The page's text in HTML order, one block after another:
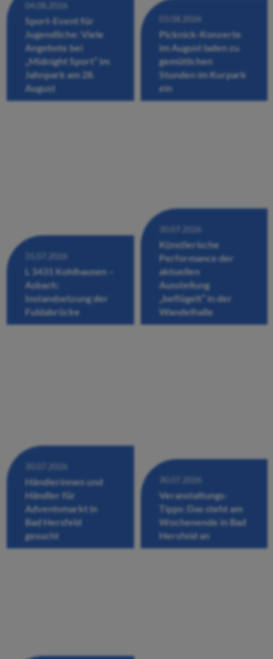
04.08.2026
Sport-Event für
Jugendliche: Viele
Angebote bei
„Midnight Sport“ im
Jahnpark am 28.
August
03.08.2026
Picknick-Konzerte
im August laden zu
gemütlichen
Stunden im Kurpark
ein
31.07.2026
L 3431 Kohlhausen –
Asbach:
Instandsetzung der
Fuldabrücke
30.07.2026
Künstlerische
Performance der
aktuellen
Ausstellung
„beflügelt“ in der
Wandelhalle
30.07.2026
Händlerinnen und
Händler für
Adventsmarkt in
Bad Hersfeld
gesucht
30.07.2026
Veranstaltungs-
Tipps: Das steht am
Wochenende in Bad
Hersfeld an